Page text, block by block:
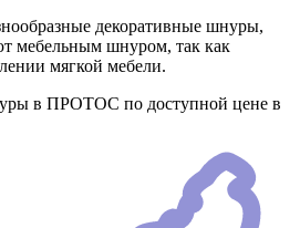
декоративные шнуры,
мебельным шнуром, так как
мягкой мебели.
в ПРОТОС по доступной цене в